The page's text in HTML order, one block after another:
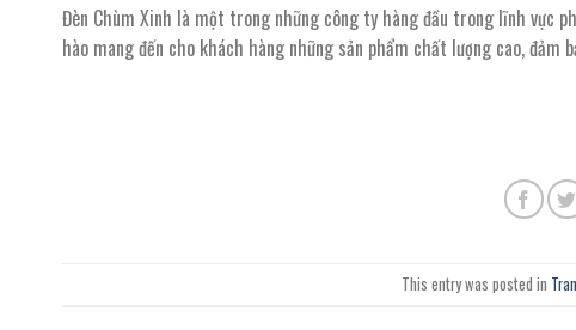
Đèn Chùm Xinh là một trong những công ty hàng đầu trong lĩnh vực
hào mang đến cho khách hàng những sản phẩm chất lượng cao, đảm
This entry was posted in